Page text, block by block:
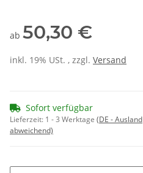
ab 50,30 €
inkl. 19% USt. , zzgl. Versand
Sofort verfügbar
Lieferzeit: 1 - 3 Werktage (DE - Ausland
abweichend)